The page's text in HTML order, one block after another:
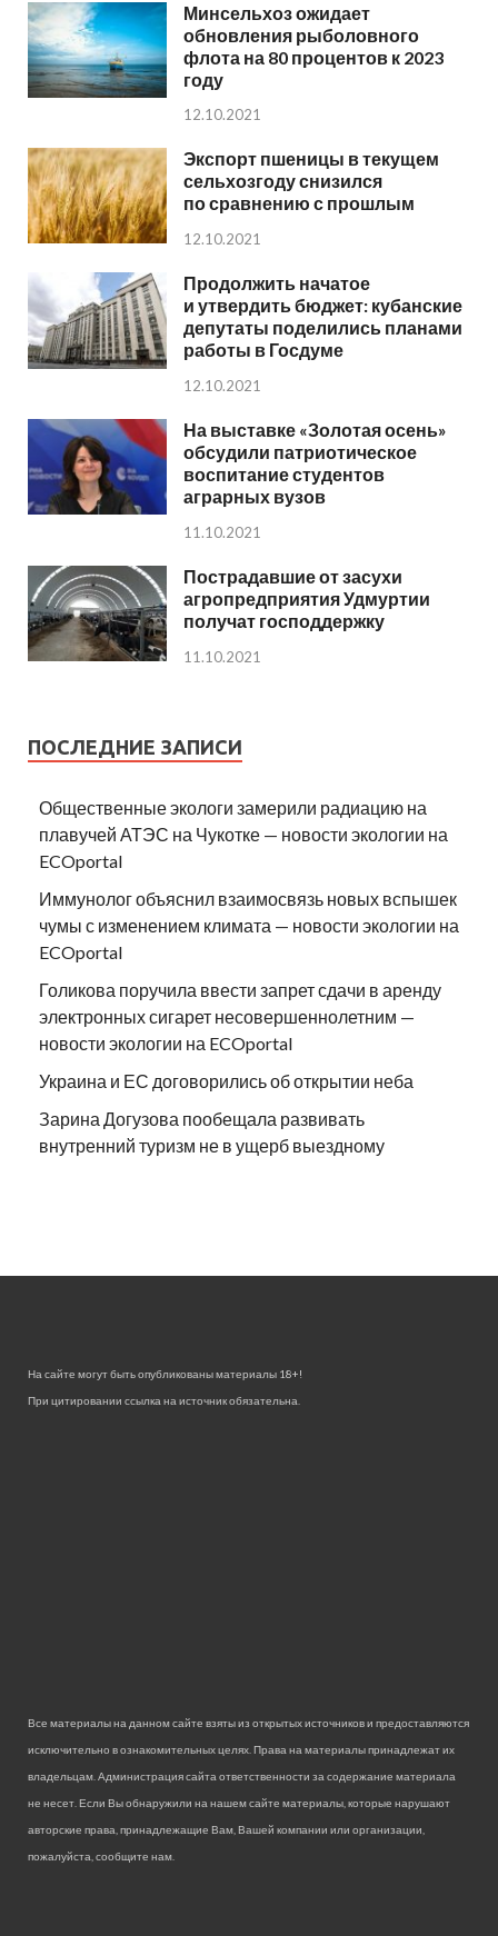
Минсельхоз ожидает
обновления рыболовного
флота на 80 процентов к 2023
году
12.10.2021
Экспорт пшеницы в текущем
сельхозгоду снизился
по сравнению с прошлым
12.10.2021
Продолжить начатое
и утвердить бюджет: кубанские
депутаты поделились планами
работы в Госдуме
12.10.2021
На выставке «Золотая осень»
обсудили патриотическое
воспитание студентов
аграрных вузов
11.10.2021
Пострадавшие от засухи
агропредприятия Удмуртии
получат господдержку
11.10.2021
ПОСЛЕДНИЕ ЗАПИСИ
Общественные экологи замерили радиацию на
плавучей АТЭС на Чукотке — новости экологии на
ECOportal
Иммунолог объяснил взаимосвязь новых вспышек
чумы с изменением климата — новости экологии на
ECOportal
Голикова поручила ввести запрет сдачи в аренду
электронных сигарет несовершеннолетним —
новости экологии на ECOportal
Украина и ЕС договорились об открытии неба
Зарина Догузова пообещала развивать
внутренний туризм не в ущерб выездному
На сайте могут быть опубликованы материалы 18+!
При цитировании ссылка на источник обязательна.
Все материалы на данном сайте взяты из открытых источников и предоставляются
исключительно в ознакомительных целях. Права на материалы принадлежат их
владельцам. Администрация сайта ответственности за содержание материала
не несет. Если Вы обнаружили на нашем сайте материалы, которые нарушают
авторские права, принадлежащие Вам, Вашей компании или организации,
пожалуйста, сообщите нам.